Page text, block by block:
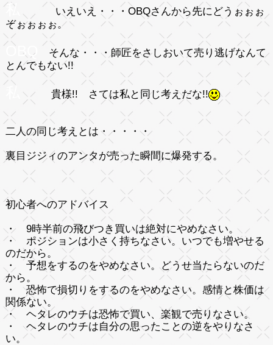
私
いえいえ・・・OBQさんから先にどうぉぉぉ
ぞぉぉぉぉ。
OBQ
そんな・・・師匠をさしおいて売り逃げなんて
とんでもない!!
貴様!! さては私と同じ考えだな!!
二人の同じ考えとは・・・・・
裏目ジジィのアンタが売った瞬間に爆発する。
初心者へのアドバイス
・ 9時半前の飛びつき買いは絶対にやめなさい。
・ ポジションは小さく持ちなさい。いつでも増やせる
のだから。
・ 予想をするのをやめなさい。どうせ当たらないのだ
から。
・ 恐怖で損切りをするのをやめなさい。感情と株価は
関係ない。
・ ヘタレのウチは恐怖で買い、楽観で売りなさい。
・ ヘタレのウチは自分の思ったことの逆をやりなさ
い。